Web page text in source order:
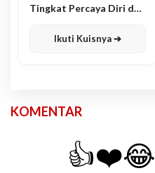
Tingkat Percaya Diri dan
Ikuti Kuisnya ➔
KOMENTAR
👍❤️😂